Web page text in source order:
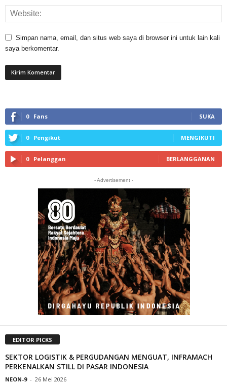
Simpan nama, email, dan situs web saya di browser ini untuk lain kali
saya berkomentar.
0 Fans SUKA
0 Pengikut MENGIKUTI
0 Pelanggan BERLANGGANAN
- Advertisement -
EDITOR PICKS
SEKTOR LOGISTIK & PERGUDANGAN MENGUAT, INFRAMACH
PERKENALKAN STILL DI PASAR INDONESIA
NEON-9 - 26 Mei 2026